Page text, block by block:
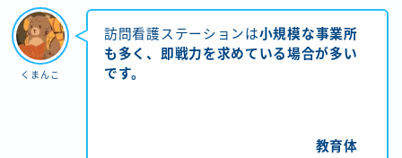
くまんこ
訪問看護ステーションは小規模な事業所
も多く、即戦力を求めている場合が多い
です。
教育体